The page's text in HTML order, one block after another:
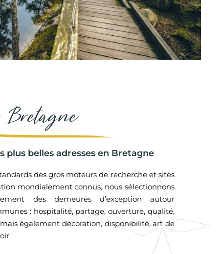
plus belles adresses en Bretagne
des gros moteurs de recherche et sites
mondialement connus, nous sélectionnons
des demeures d’exception autour
: hospitalité, partage, ouverture, qualité,
également décoration, disponibilité, art de